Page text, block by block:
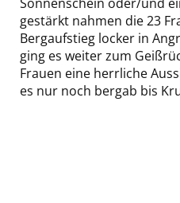
gestärkt nahmen die 23
Bergaufstieg locker in
ging es weiter zum
Frauen eine herrliche
es nur noch bergab bis